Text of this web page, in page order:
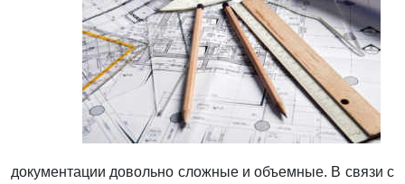
документации довольно сложные и объемные. В связи с